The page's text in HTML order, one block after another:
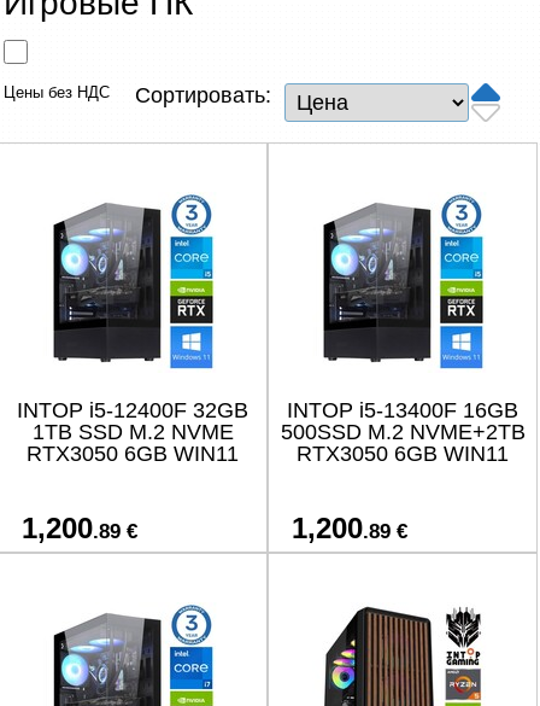
Сетевые товары
ТВ, Фото и электроника
Автотовары
Renewd техника, Outlet
Цены без НДС Сортировать:
INTOP i5-12400F 32GB
1TB SSD M.2 NVME
RTX3050 6GB WIN11
1,200.89 €
INTOP i5-13400F 16GB
500SSD M.2 NVME+2TB
RTX3050 6GB WIN11
1,200.89 €